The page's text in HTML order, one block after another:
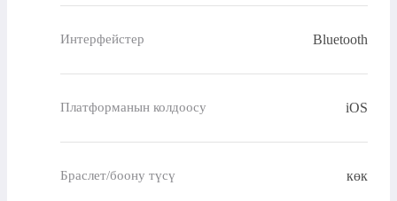
Интерфейстер Bluetooth
Платформанын колдоосу iOS
Браслет/боону түсү көк